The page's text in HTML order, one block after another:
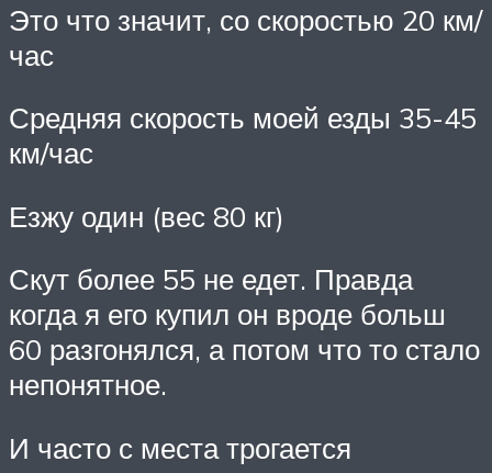
Это что значит, со скоростью 20 км/
час
Средняя скорость моей езды 35-45
км/час
Езжу один (вес 80 кг)
Скут более 55 не едет. Правда
когда я его купил он вроде больш
60 разгонялся, а потом что то стало
непонятное.
И часто с места трогается